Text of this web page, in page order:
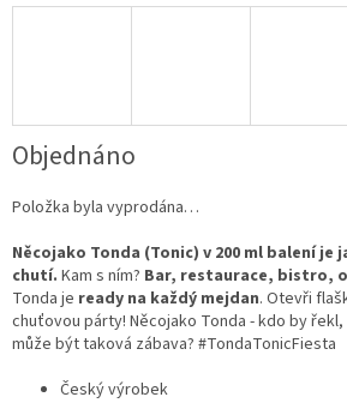
Objednáno
Položka byla vyprodána…
Něcojako Tonda (Tonic) v 200 ml balení je
chutí. Kam s ním? Bar, restaurace, bistro,
Tonda je ready na každý mejdan. Otevři
chuťovou párty! Něcojako Tonda - kdo by řekl,
může být taková zábava? #TondaTonicFiesta
Český výrobek